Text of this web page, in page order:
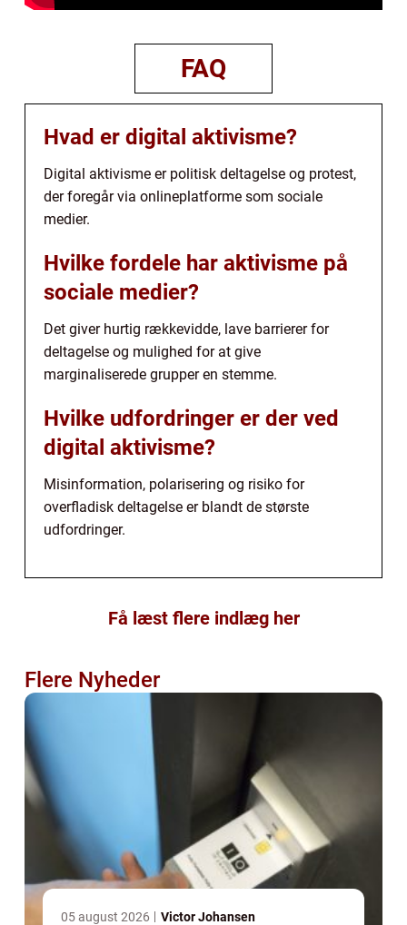
FAQ
Hvad er digital aktivisme?
Digital aktivisme er politisk deltagelse og protest,
der foregår via onlineplatforme som sociale
medier.
Hvilke fordele har aktivisme på
sociale medier?
Det giver hurtig rækkevidde, lave barrierer for
deltagelse og mulighed for at give
marginaliserede grupper en stemme.
Hvilke udfordringer er der ved
digital aktivisme?
Misinformation, polarisering og risiko for
overfladisk deltagelse er blandt de største
udfordringer.
Få læst flere indlæg her
Flere Nyheder
05 august 2026 Victor Johansen